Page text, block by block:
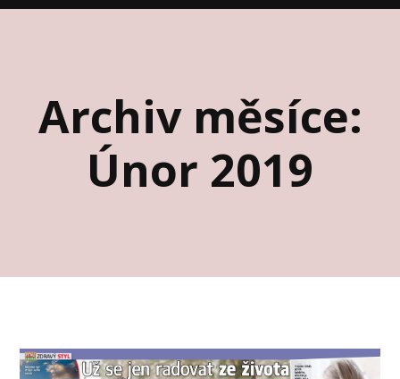
Archiv měsíce:
Únor 2019